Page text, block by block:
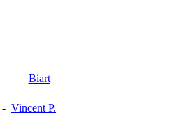
Biart
- Vincent P.